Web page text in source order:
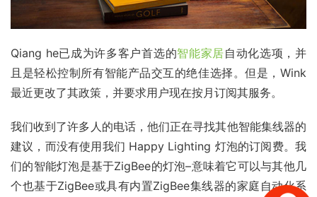
Qiang he已成为许多客户首选的智能家居自动化选项，并
且是轻松控制所有智能产品交互的绝佳选择。但是，Wink
最近更改了其政策，并要求用户现在按月订阅其服务。
我们收到了许多人的电话，他们正在寻找其他智能集线器的
建议，而没有使用我们 Happy Lighting 灯泡的订阅费。我
们的智能灯泡是基于ZigBee的灯泡–意味着它可以与其他几
个也基于ZigBee或具有内置ZigBee集线器的家庭自动化系